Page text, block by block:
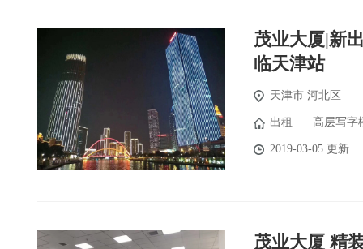
茂业大厦|新
临天津站
天津市 河北区
出租 高层写字
2019-03-05 更新
茂业大厦 精